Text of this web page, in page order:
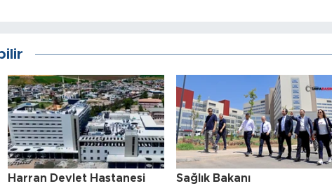
Harran Devlet Hastanesi
Sağlık Bakanı